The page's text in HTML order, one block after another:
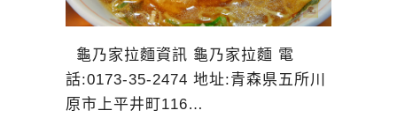
龜乃家拉麵資訊 龜乃家拉麵 電
話:0173-35-2474 地址:青森県五所川
原市上平井町116…